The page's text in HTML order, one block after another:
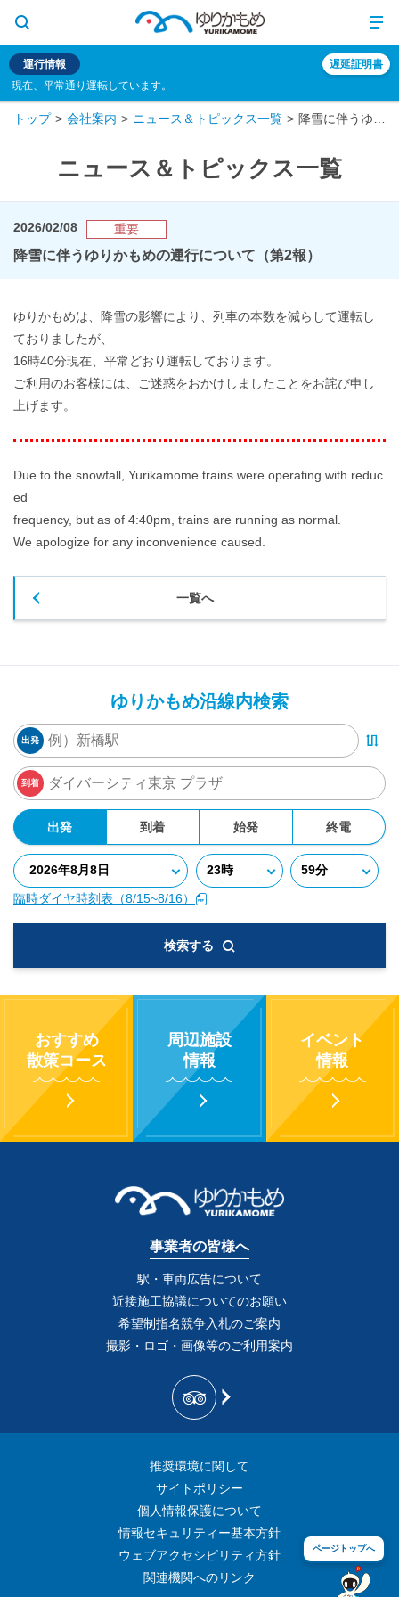
運行情報
現在、平常通り運転しています。
遅延証明書
トップ 会社案内 ニュース＆トピックス一覧
ニュース＆トピックス一覧
2026/02/08 重要
降雪に伴うゆりかもめの運行について（第2報）
ゆりかもめは、降雪の影響により、列車の本数を減らして運転し
ておりましたが、
16時40分現在、平常どおり運転しております。
ご利用のお客様には、ご迷惑をおかけしましたことをお詫び申し
上げます。
Due to the snowfall, Yurikamome trains were operating with reduc
ed
frequency, but as of 4:40pm, trains are running as normal.
We apologize for any inconvenience caused.
一覧へ
ゆりかもめ沿線内検索
出発
到着
出発 到着 始発 終電
臨時ダイヤ時刻表（8/15~8/16）
検索する
おすすめ
散策コース
周辺施設
情報
イベント
情報
ページトップへ
事業者の皆様へ
駅・車両広告について
近接施工協議についてのお願い
希望制指名競争入札のご案内
撮影・ロゴ・画像等のご利用案内
推奨環境に関して
サイトポリシー
個人情報保護について
情報セキュリティー基本方針
ウェブアクセシビリティ方針
関連機関へのリンク